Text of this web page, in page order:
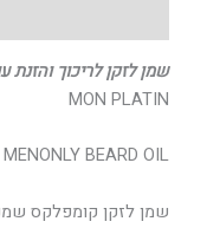
שמן לזקן לריכוך והזנת
MON PLATIN
MENONLY BEARD OIL
שמן לזקן קומפלקס